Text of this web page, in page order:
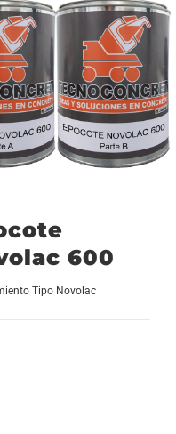
600
Tipo Novolac